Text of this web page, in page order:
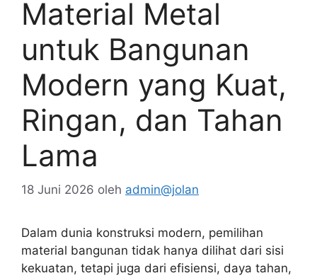
Material Metal
untuk Bangunan
Modern yang Kuat,
Ringan, dan Tahan
Lama
18 Juni 2026 oleh admin@jolan
Dalam dunia konstruksi modern, pemilihan
material bangunan tidak hanya dilihat dari sisi
kekuatan, tetapi juga dari efisiensi, daya tahan,